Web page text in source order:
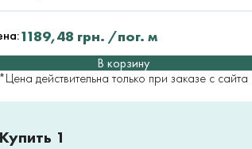
1189,48 грн. /пог. м
В корзину
*Цена действительна только при заказе с сайта
1